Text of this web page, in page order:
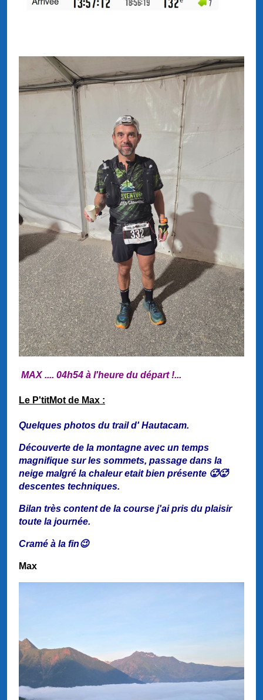
MAX .... 04h54 à l'heure du départ !...
Le P'titMot de Max :
Quelques photos du trail d' Hautacam.
Découverte de la montagne avec un temps
magnifique sur les sommets, passage dans la
neige malgré la chaleur etait bien présente 🥵🥵
descentes techniques.
Bilan très content de la course j'ai pris du plaisir
toute la journée.
Cramé à la fin😉
Max